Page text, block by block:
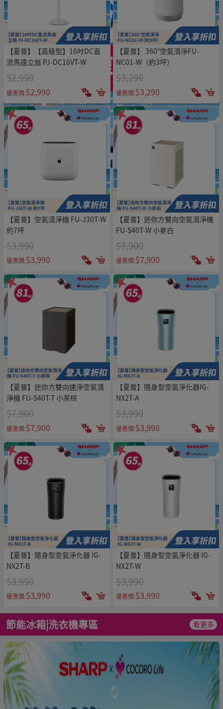
【夏普】【高級型】16吋DC直
流馬達立扇 PJ-DC16VT-W
$2,990
優惠價:$2,990
【夏普】 360°空氣清淨FU-
NC01-W（約3坪）
$3,290
優惠價:$3,290
【夏普】空氣清淨機 FU-J30T-W
約7坪
$3,990
優惠價:$3,990
【夏普】迷你方雙向空氣清淨機
FU-S40T-W 小麥白
$7,900
優惠價:$7,900
【夏普】迷你方雙向速淨空氣清
淨機 FU-S40T-T 小茶棕
$7,900
優惠價:$7,900
【夏普】隨身型空氣淨化器IG-
NX2T-A
$3,990
優惠價:$3,990
【夏普】隨身型空氣淨化器 IG-
NX2T-B
$3,990
優惠價:$3,990
【夏普】隨身型空氣淨化器 IG-
NX2T-W
$3,990
優惠價:$3,990
節能冰箱|洗衣機專區 看更多